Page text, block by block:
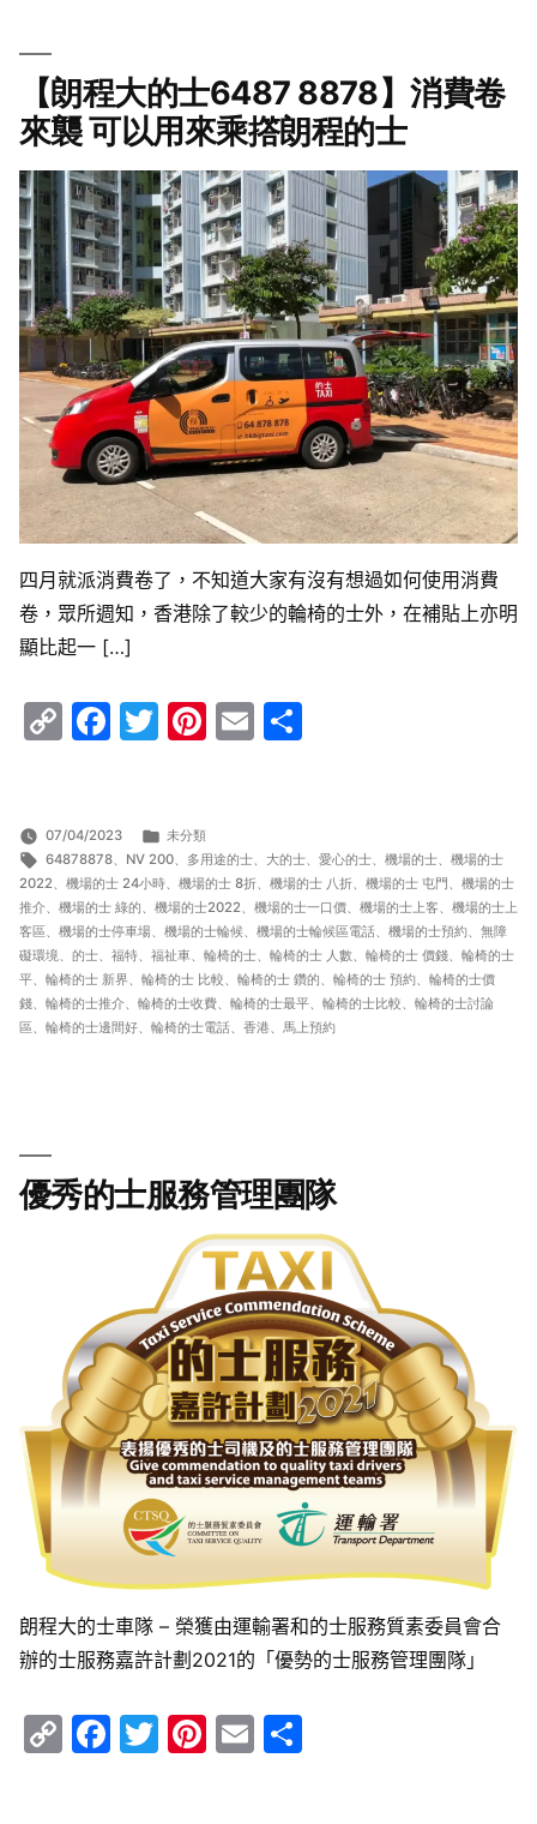
【朗程大的士6487 8878】消費卷
來襲 可以用來乘撘朗程的士
四月就派消費卷了，不知道大家有沒有想過如何使用消費
卷，眾所週知，香港除了較少的輪椅的士外，在補貼上亦明
顯比起一 […]
CopyFacebook
Twitter
Pinterest
Email
07/04/2023
分
類:
未分類
標
籤:
64878878、 NV 200、 多用途的士、 大的士、 愛心的士、 機場的士、 機場的士
2022、 機場的士 24小時、 機場的士 8折、 機場的士 八折、 機場的士 屯門、 機場的士
推介、 機場的士 綠的、 機場的士2022、 機場的士一口價、 機場的士上客、 機場的士上
客區、 機場的士停車場、 機場的士輪候、 機場的士輪候區電話、 機場的士預約、 無障
礙環境、 的士、 福特、 福祉車、 輪椅的士、 輪椅的士 人數、 輪椅的士 價錢、 輪椅的士
平、 輪椅的士 新界、 輪椅的士 比較、 輪椅的士 鑽的、 輪椅的士 預約、 輪椅的士價
錢、 輪椅的士推介、 輪椅的士收費、 輪椅的士最平、 輪椅的士比較、 輪椅的士討論
區、 輪椅的士邊間好、 輪椅的士電話、 香港、 馬上預約
優秀的士服務管理團隊
朗程大的士車隊 – 榮獲由運輸署和的士服務質素委員會合
辦的士服務嘉許計劃2021的「優勢的士服務管理團隊」
CopyFacebook
Twitter
Pinterest
Email